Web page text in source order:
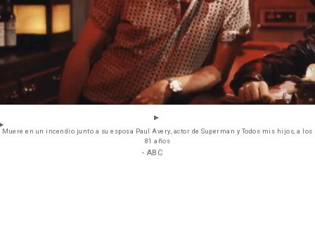
Muere en un incendio junto a su esposa Paul Avery, actor de Superman y Todos mis hijos, a los
81 años
- ABC